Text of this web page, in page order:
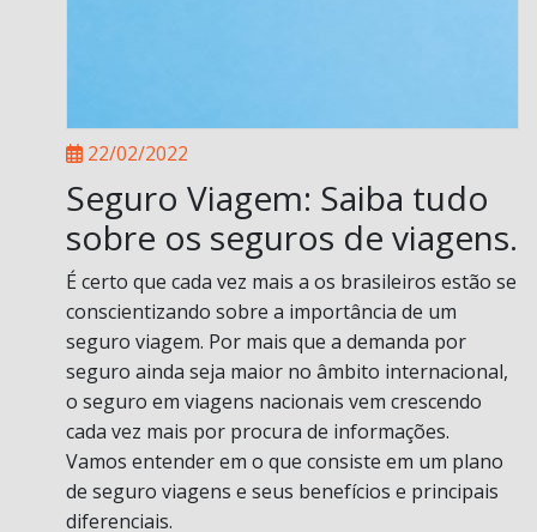
22/02/2022
Seguro Viagem: Saiba tudo
sobre os seguros de viagens.
É certo que cada vez mais a os brasileiros estão se
conscientizando sobre a importância de um
seguro viagem. Por mais que a demanda por
seguro ainda seja maior no âmbito internacional,
o seguro em viagens nacionais vem crescendo
cada vez mais por procura de informações.
Vamos entender em o que consiste em um plano
de seguro viagens e seus benefícios e principais
diferenciais.